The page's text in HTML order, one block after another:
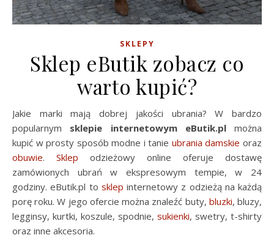
SKLEPY
Sklep eButik zobacz co
warto kupić?
Jakie marki mają dobrej jakości ubrania? W bardzo
popularnym sklepie internetowym eButik.plmożna
kupić w prosty sposób modne i tanie ubrania damskie oraz
obuwie. Sklep odzieżowy online oferuje dostawę
zamówionych ubrań w ekspresowym tempie, w 24
godziny. eButik.pl to sklep internetowy z odzieżą na każdą
porę roku. W jego ofercie można znaleźć buty, bluzki, bluzy,
legginsy, kurtki, koszule, spodnie, sukienki, swetry, t-shirty
oraz inne akcesoria.